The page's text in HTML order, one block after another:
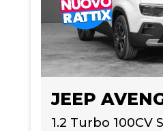
JEEP
1.2 Turbo 100CV